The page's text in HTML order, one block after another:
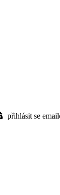
přihlásit se